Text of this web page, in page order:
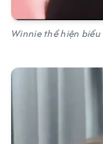
Winnie thể hiện